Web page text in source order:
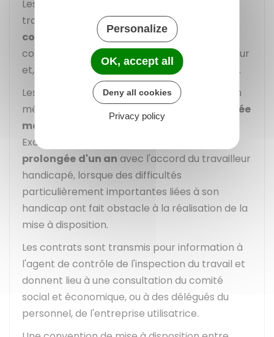
Les conditions de la mise à disposition du
travailleur handicapé sont fixées par des
contrats écritsque l'entreprise adaptée
conclut, d'une part, avec l'employeur utilisateur
et, d'autre part, avec le travailleur handicapé.
Les contrats de mise à disposition auprès d'un
même employeur sont conclus pour une
durée
maximale d'un an
, renouvelable une fois.
Exceptionnellement, cette durée peut être
prolongée d'un an avec l'accord du travailleur
handicapé, lorsque des difficultés
particulièrement importantes liées à son
handicap ont fait obstacle à la réalisation de la
mise à disposition.
Les contrats sont transmis pour information à
l'agent de contrôle de l'inspection du travail et
donnent lieu à une consultation du comité
social et économique, ou à des délégués du
personnel, de l'entreprise utilisatrice.
Personalize
OK, accept all
Deny all cookies
Privacy policy